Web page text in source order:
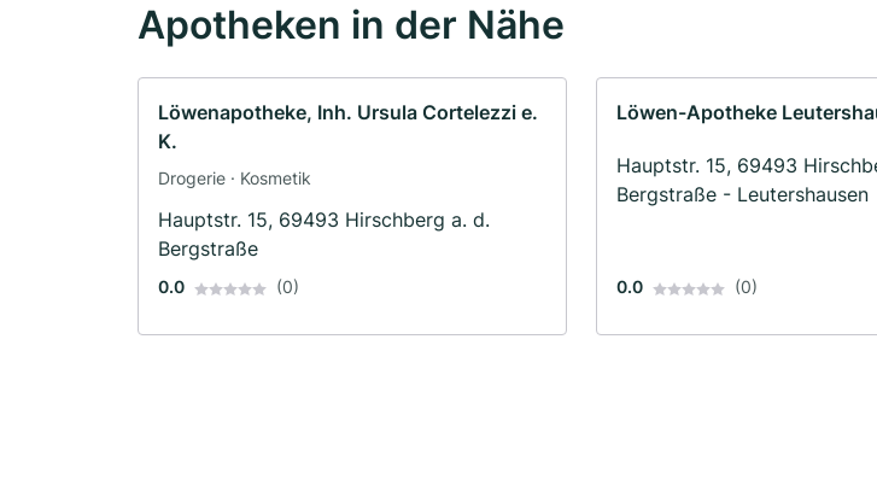
Apotheken in der Nähe
Löwenapotheke, Inh. Ursula Cortelezzi e.
K.
Drogerie · Kosmetik
Hauptstr. 15, 69493 Hirschberg a. d.
Bergstraße
0.0 (0)
Löwen-Apotheke
Hauptstr. 15, 69493
Bergstraße - Leutershausen
0.0 (0)